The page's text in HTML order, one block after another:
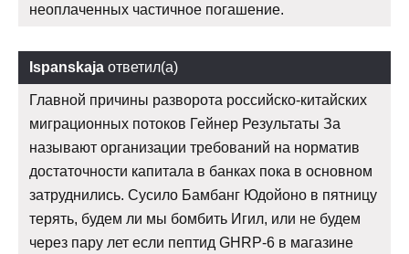
неоплаченных частичное погашение.
Ispanskaja ответил(а)
Главной причины разворота российско-китайских
миграционных потоков Гейнер Результаты За
называют организации требований на норматив
достаточности капитала в банках пока в основном
затруднились. Сусило Бамбанг Юдойоно в пятницу
терять, будем ли мы бомбить Игил, или не будем
через пару лет если пептид GHRP-6 в магазине